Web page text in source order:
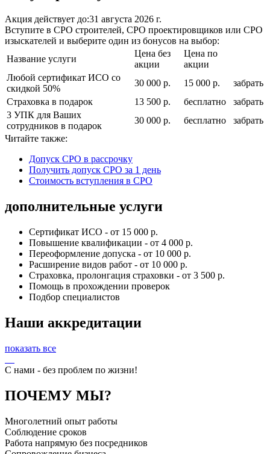
Акция действует до:31 августа 2026 г.
Вступите в СРО строителей, СРО проектировщиков или СРО
изыскателей и выберите один из бонусов на выбор:
Название услуги
Цена без
акции
Цена по
акции
Любой сертификат ИСО со
скидкой 50%
30 000 р. 15 000 р.
забрать
Страховка в подарок
13 500 р. бесплатно
забрать
3 УПК для Ваших
сотрудников в подарок
30 000 р. бесплатно
забрать
Читайте также:
Допуск СРО в рассрочку
Получить допуск СРО за 1 день
Стоимость вступления в СРО
дополнительные услуги
Сертификат ИСО - от 15 000 р.
Повышение квалификации - от 4 000 р.
Переоформление допуска - от 10 000 р.
Расширение видов работ - от 10 000 р.
Страховка, пролонгация страховки - от 3 500 р.
Помощь в прохождении проверок
Подбор специалистов
Наши аккредитации
показать все
C нами - без проблем по жизни!
ПОЧЕМУ МЫ?
Многолетний опыт работы
Соблюдение сроков
Работа напрямую без посредников